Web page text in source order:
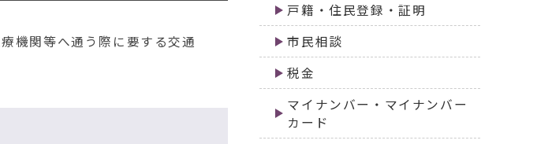
機関等へ通う際に要する交通
戸籍・住民登録・証明
市民相談
税金
マイナンバー・マイナンバー
カード